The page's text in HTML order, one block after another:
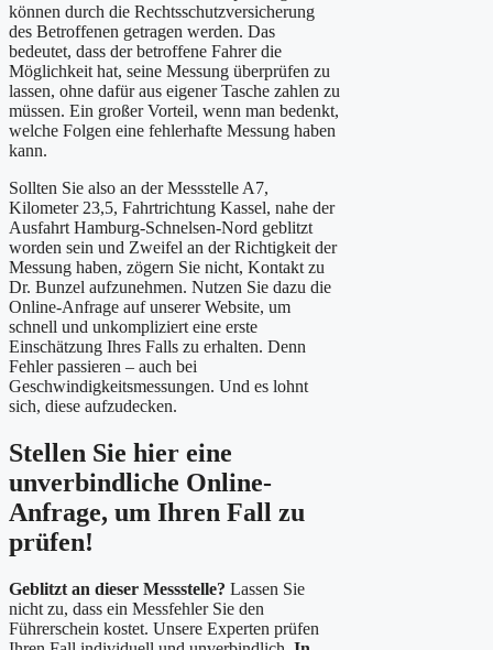
können durch die Rechtsschutzversicherung
des Betroffenen getragen werden. Das
bedeutet, dass der betroffene Fahrer die
Möglichkeit hat, seine Messung überprüfen zu
lassen, ohne dafür aus eigener Tasche zahlen zu
müssen. Ein großer Vorteil, wenn man bedenkt,
welche Folgen eine fehlerhafte Messung haben
kann.
Sollten Sie also an der Messstelle A7,
Kilometer 23,5, Fahrtrichtung Kassel, nahe der
Ausfahrt Hamburg-Schnelsen-Nord geblitzt
worden sein und Zweifel an der Richtigkeit der
Messung haben, zögern Sie nicht, Kontakt zu
Dr. Bunzel aufzunehmen. Nutzen Sie dazu die
Online-Anfrage auf unserer Website, um
schnell und unkompliziert eine erste
Einschätzung Ihres Falls zu erhalten. Denn
Fehler passieren – auch bei
Geschwindigkeitsmessungen. Und es lohnt
sich, diese aufzudecken.
Stellen Sie hier eine
unverbindliche Online-
Anfrage, um Ihren Fall zu
prüfen!
Geblitzt an dieser Messstelle? Lassen Sie
nicht zu, dass ein Messfehler Sie den
Führerschein kostet. Unsere Experten prüfen